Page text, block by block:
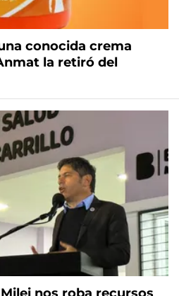
conocida crema
la retiró del